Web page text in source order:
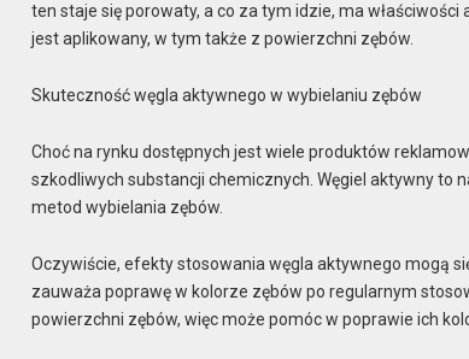
ten staje się porowaty, a co za tym idzie, ma
jest aplikowany, w tym także z powierzchni zębów.
Skuteczność węgla aktywnego w wybielaniu zębów
Choć na rynku dostępnych jest wiele produktów
szkodliwych substancji chemicznych. Węgiel aktywny to
metod wybielania zębów.
Oczywiście, efekty stosowania węgla aktywnego mogą
zauważa poprawę w kolorze zębów po regularnym
powierzchni zębów, więc może pomóc w poprawie ich